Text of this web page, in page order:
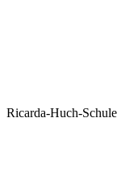
Ricarda-Huch-